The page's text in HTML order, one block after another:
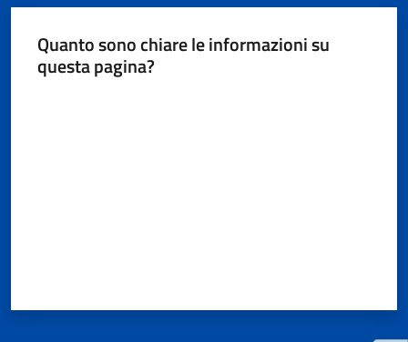
Quanto sono chiare le informazioni su
questa pagina?